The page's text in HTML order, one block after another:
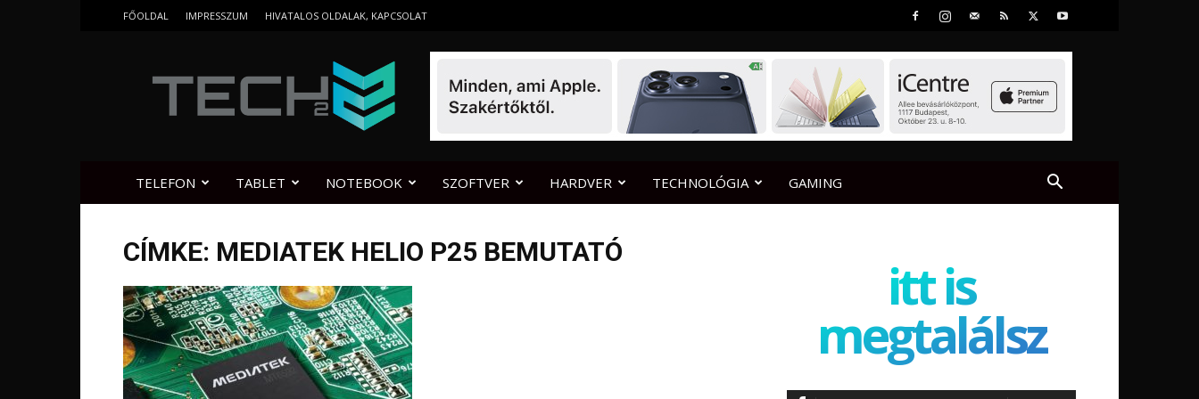
FŐOLDAL IMPRESSZUM HIVATALOS OLDALAK, KAPCSOLAT
TELEFON TABLET NOTEBOOK SZOFTVER HARDVER TECHNOLÓGIA GAMING
CÍMKE: MEDIATEK HELIO P25 BEMUTATÓ
itt is
megtalálsz